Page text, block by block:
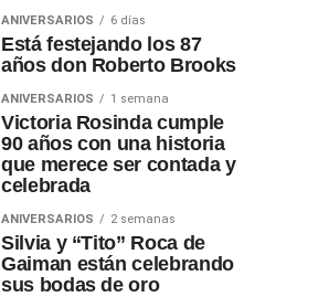
ANIVERSARIOS 6 días
Está festejando los 87
años don Roberto Brooks
ANIVERSARIOS 1 semana
Victoria Rosinda cumple
90 años con una historia
que merece ser contada y
celebrada
ANIVERSARIOS 2 semanas
Silvia y “Tito” Roca de
Gaiman están celebrando
sus bodas de oro